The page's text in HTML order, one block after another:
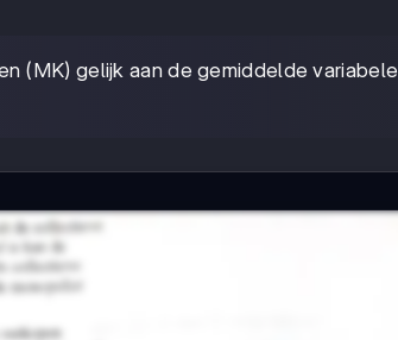
(MK) gelijk aan de gemiddelde variabele